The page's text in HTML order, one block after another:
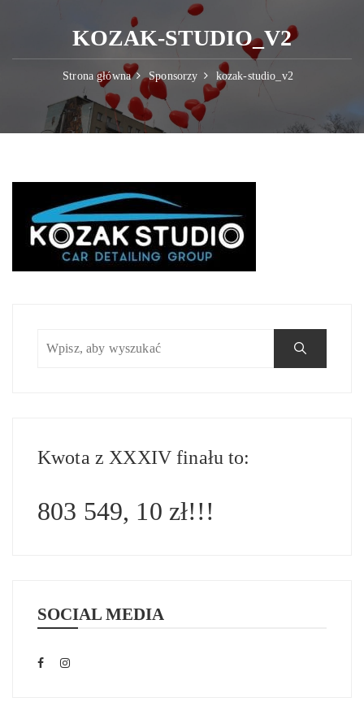
KOZAK-STUDIO_V2
Strona główna Sponsorzy kozak-studio_v2
Kwota z XXXIV finału to:
803 549, 10 zł!!!
SOCIAL MEDIA